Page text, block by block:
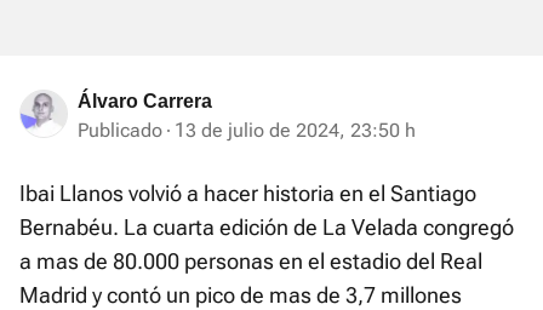
Álvaro Carrera
Publicado 13 de julio de 2024, 23:50 h
Ibai Llanos volvió a hacer historia en el Santiago
Bernabéu. La cuarta edición de La Velada congregó
a mas de 80.000 personas en el estadio del Real
Madrid y contó un pico de mas de 3,7 millones